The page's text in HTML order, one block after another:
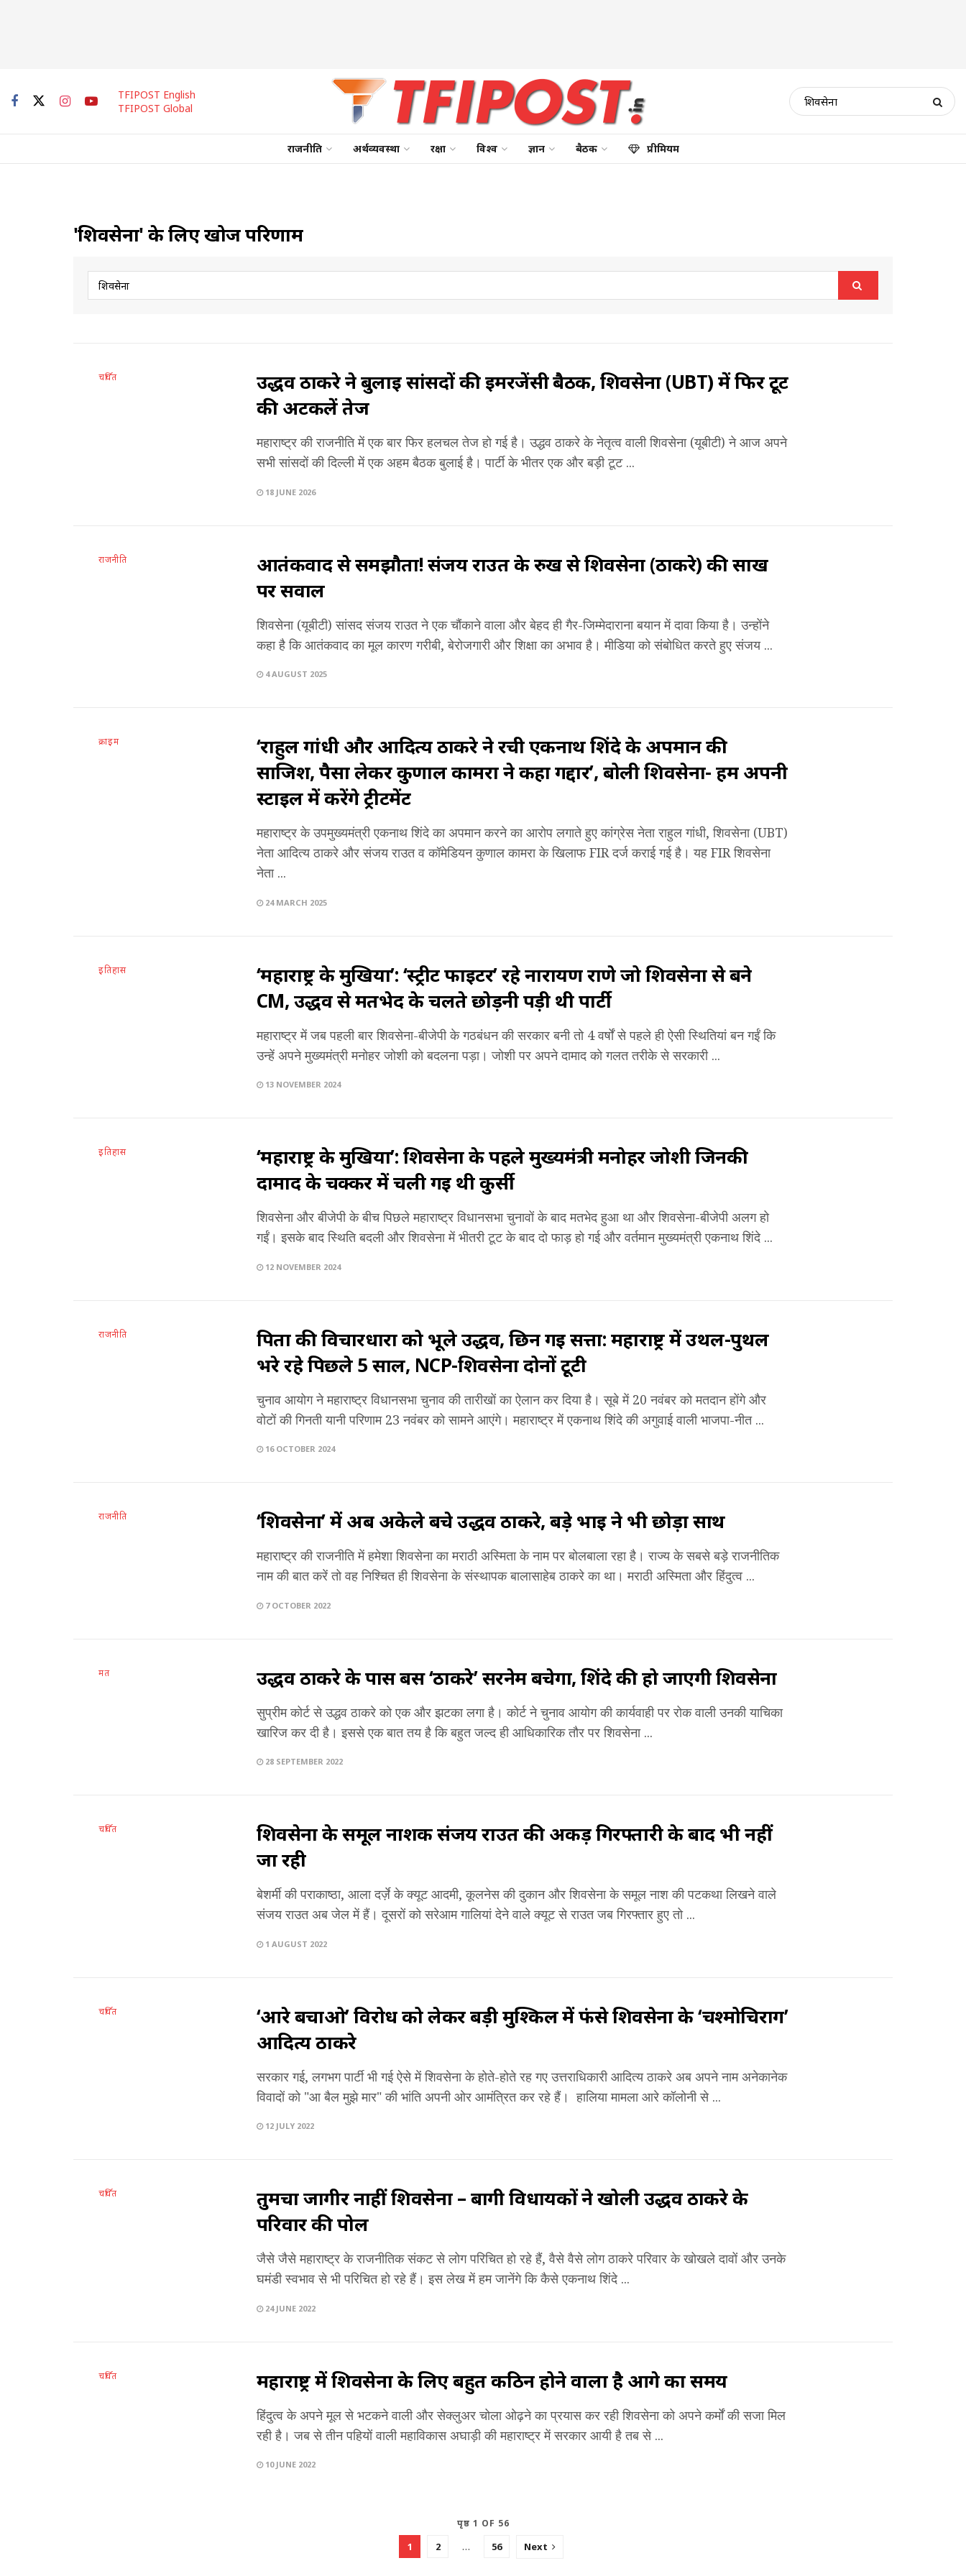
TFIPOST English
TFIPOST Global
राजनीति अर्थव्यवस्था रक्षा विश्व ज्ञान बैठक प्रीमियम
'शिवसेना' के लिए खोज परिणाम
चर्चित
उद्धव ठाकरे ने बुलाई सांसदों की इमरजेंसी बैठक, शिवसेना (UBT) में फिर टूट
की अटकलें तेज
महाराष्ट्र की राजनीति में एक बार फिर हलचल तेज हो गई है। उद्धव ठाकरे के नेतृत्व वाली शिवसेना (यूबीटी) ने आज अपने
सभी सांसदों की दिल्ली में एक अहम बैठक बुलाई है। पार्टी के भीतर एक और बड़ी टूट ...
18 JUNE 2026
राजनीति
आतंकवाद से समझौता! संजय राउत के रुख से शिवसेना (ठाकरे) की साख
पर सवाल
शिवसेना (यूबीटी) सांसद संजय राउत ने एक चौंकाने वाला और बेहद ही गैर-जिम्मेदाराना बयान में दावा किया है। उन्होंने
कहा है कि आतंकवाद का मूल कारण गरीबी, बेरोजगारी और शिक्षा का अभाव है। मीडिया को संबोधित करते हुए संजय ...
4 AUGUST 2025
क्राइम
‘राहुल गांधी और आदित्य ठाकरे ने रची एकनाथ शिंदे के अपमान की
साजिश, पैसा लेकर कुणाल कामरा ने कहा गद्दार’, बोली शिवसेना- हम अपनी
स्टाइल में करेंगे ट्रीटमेंट
महाराष्ट्र के उपमुख्यमंत्री एकनाथ शिंदे का अपमान करने का आरोप लगाते हुए कांग्रेस नेता राहुल गांधी, शिवसेना (UBT)
नेता आदित्य ठाकरे और संजय राउत व कॉमेडियन कुणाल कामरा के खिलाफ FIR दर्ज कराई गई है। यह FIR शिवसेना
नेता ...
24 MARCH 2025
इतिहास
‘महाराष्ट्र के मुखिया’: ‘स्ट्रीट फाइटर’ रहे नारायण राणे जो शिवसेना से बने
CM, उद्धव से मतभेद के चलते छोड़नी पड़ी थी पार्टी
महाराष्ट्र में जब पहली बार शिवसेना-बीजेपी के गठबंधन की सरकार बनी तो 4 वर्षों से पहले ही ऐसी स्थितियां बन गईं कि
उन्हें अपने मुख्यमंत्री मनोहर जोशी को बदलना पड़ा। जोशी पर अपने दामाद को गलत तरीके से सरकारी ...
13 NOVEMBER 2024
इतिहास
‘महाराष्ट्र के मुखिया’: शिवसेना के पहले मुख्यमंत्री मनोहर जोशी जिनकी
दामाद के चक्कर में चली गई थी कुर्सी
शिवसेना और बीजेपी के बीच पिछले महाराष्ट्र विधानसभा चुनावों के बाद मतभेद हुआ था और शिवसेना-बीजेपी अलग हो
गईं। इसके बाद स्थिति बदली और शिवसेना में भीतरी टूट के बाद दो फाड़ हो गई और वर्तमान मुख्यमंत्री एकनाथ शिंदे ...
12 NOVEMBER 2024
राजनीति
पिता की विचारधारा को भूले उद्धव, छिन गई सत्ता: महाराष्ट्र में उथल-पुथल
भरे रहे पिछले 5 साल, NCP-शिवसेना दोनों टूटी
चुनाव आयोग ने महाराष्ट्र विधानसभा चुनाव की तारीखों का ऐलान कर दिया है। सूबे में 20 नवंबर को मतदान होंगे और
वोटों की गिनती यानी परिणाम 23 नवंबर को सामने आएंगे। महाराष्ट्र में एकनाथ शिंदे की अगुवाई वाली भाजपा-नीत ...
16 OCTOBER 2024
राजनीति ‘शिवसेना’ में अब अकेले बचे उद्धव ठाकरे, बड़े भाई ने भी छोड़ा साथ
महाराष्ट्र की राजनीति में हमेशा शिवसेना का मराठी अस्मिता के नाम पर बोलबाला रहा है। राज्य के सबसे बड़े राजनीतिक
नाम की बात करें तो वह निश्चित ही शिवसेना के संस्थापक बालासाहेब ठाकरे का था। मराठी अस्मिता और हिंदुत्व ...
7 OCTOBER 2022
मत उद्धव ठाकरे के पास बस ‘ठाकरे’ सरनेम बचेगा, शिंदे की हो जाएगी शिवसेना
सुप्रीम कोर्ट से उद्धव ठाकरे को एक और झटका लगा है। कोर्ट ने चुनाव आयोग की कार्यवाही पर रोक वाली उनकी याचिका
खारिज कर दी है। इससे एक बात तय है कि बहुत जल्द ही आधिकारिक तौर पर शिवसेना ...
28 SEPTEMBER 2022
चर्चित
शिवसेना के समूल नाशक संजय राउत की अकड़ गिरफ्तारी के बाद भी नहीं
जा रही
बेशर्मी की पराकाष्ठा, आला दर्ज़े के क्यूट आदमी, कूलनेस की दुकान और शिवसेना के समूल नाश की पटकथा लिखने वाले
संजय राउत अब जेल में हैं। दूसरों को सरेआम गालियां देने वाले क्यूट से राउत जब गिरफ्तार हुए तो ...
1 AUGUST 2022
चर्चित
‘आरे बचाओ’ विरोध को लेकर बड़ी मुश्किल में फंसे शिवसेना के ‘चश्मोचिराग’
आदित्य ठाकरे
सरकार गई, लगभग पार्टी भी गई ऐसे में शिवसेना के होते-होते रह गए उत्तराधिकारी आदित्य ठाकरे अब अपने नाम अनेकानेक
विवादों को "आ बैल मुझे मार" की भांति अपनी ओर आमंत्रित कर रहे हैं। हालिया मामला आरे कॉलोनी से ...
12 JULY 2022
चर्चित
तुमचा जागीर नाहीं शिवसेना – बागी विधायकों ने खोली उद्धव ठाकरे के
परिवार की पोल
जैसे जैसे महाराष्ट्र के राजनीतिक संकट से लोग परिचित हो रहे हैं, वैसे वैसे लोग ठाकरे परिवार के खोखले दावों और उनके
घमंडी स्वभाव से भी परिचित हो रहे हैं। इस लेख में हम जानेंगे कि कैसे एकनाथ शिंदे ...
24 JUNE 2022
चर्चित महाराष्ट्र में शिवसेना के लिए बहुत कठिन होने वाला है आगे का समय
हिंदुत्व के अपने मूल से भटकने वाली और सेक्लुअर चोला ओढ़ने का प्रयास कर रही शिवसेना को अपने कर्मों की सजा मिल
रही है। जब से तीन पहियों वाली महाविकास अघाड़ी की महाराष्ट्र में सरकार आयी है तब से ...
10 JUNE 2022
पृष्ठ 1 OF 56
1 2 … 56 Next